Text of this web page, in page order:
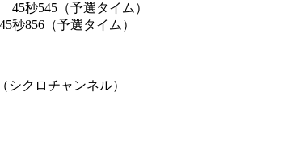
秒545（予選タイム）
856（予選タイム）
クロチャンネル）